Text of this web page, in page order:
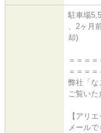
駐車場
、2ヶ月
却)
＝＝＝
＝＝＝
弊社「な
ご覧い
【アリ
メールで